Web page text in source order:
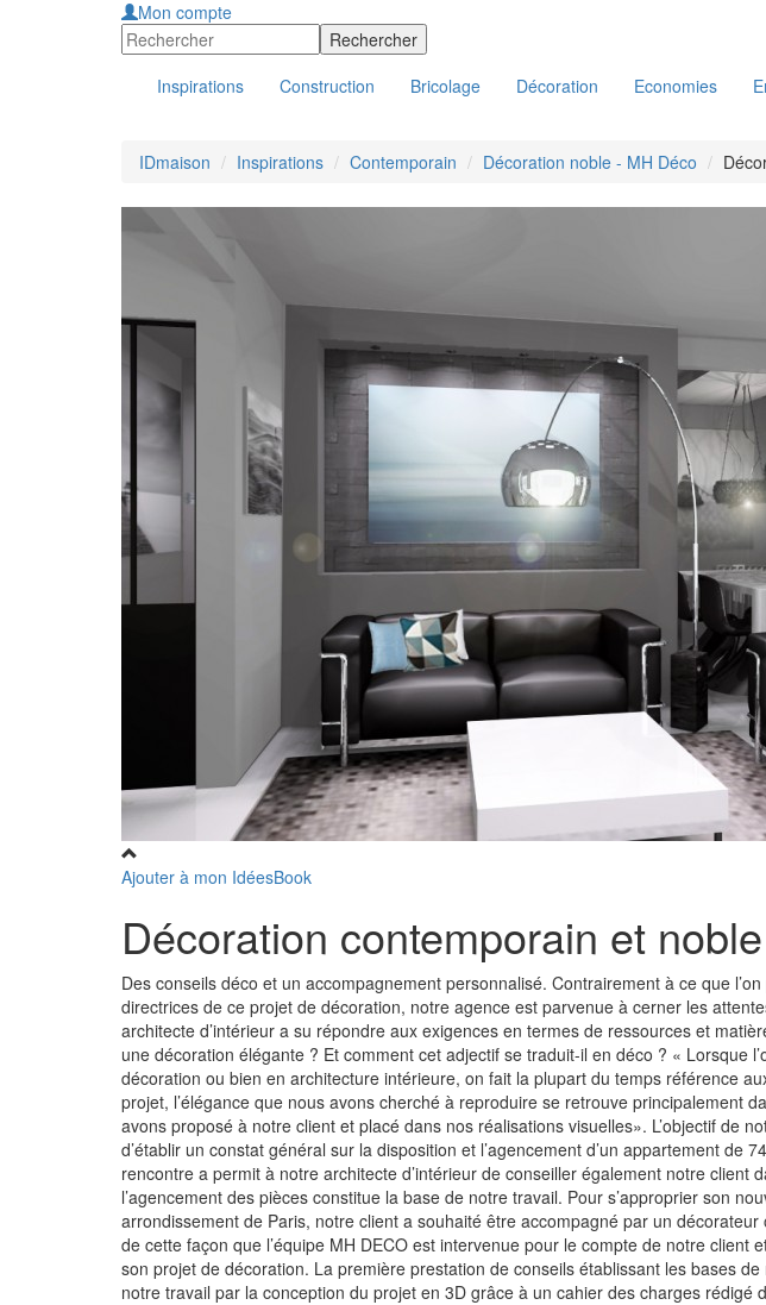
Mon compte
Inspirations Construction Bricolage Décoration Economies
IDmaison Inspirations Contemporain Décoration noble - MH Déco
Ajouter à mon IdéesBook
Décoration contemporain et
Des conseils déco et un accompagnement personnalisé. Contrairement à ce que
directrices de ce projet de décoration, notre agence est parvenue à cerner les
architecte d’intérieur a su répondre aux exigences en termes de ressources et
une décoration élégante ? Et comment cet adjectif se traduit-il en déco ? « Lorsque
décoration ou bien en architecture intérieure, on fait la plupart du temps référence
projet, l’élégance que nous avons cherché à reproduire se retrouve principalement
avons proposé à notre client et placé dans nos réalisations visuelles». L’objectif de
d’établir un constat général sur la disposition et l’agencement d’un appartement de
rencontre a permit à notre architecte d’intérieur de conseiller également notre client
l’agencement des pièces constitue la base de notre travail. Pour s’approprier son
arrondissement de Paris, notre client a souhaité être accompagné par un décorateur
de cette façon que l’équipe MH DECO est intervenue pour le compte de notre client
son projet de décoration. La première prestation de conseils établissant les bases
notre travail par la conception du projet en 3D grâce à un cahier des charges rédigé